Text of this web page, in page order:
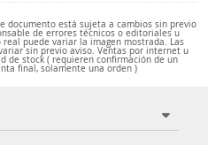
documento está sujeta a cambios sin previo
de errores técnicos o editoriales u
puede variar la imagen mostrada. Las
sin previo aviso. Ventas por internet u
de stock ( requieren confirmación de un
final, solamente una orden )